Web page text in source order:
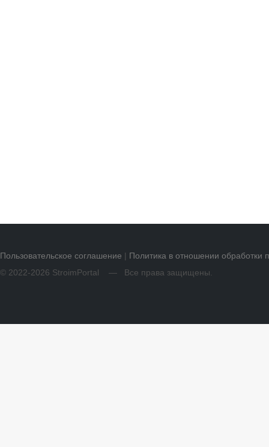
Пользовательское соглашение | Политика в отношении обработки
© 2022-2026 StroimPortal — Все права защищены.